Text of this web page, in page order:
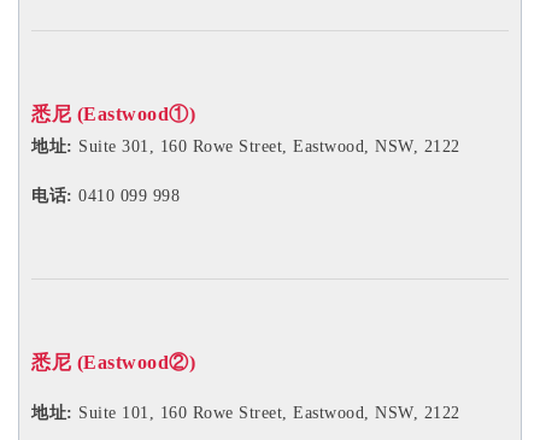
悉尼 (Eastwood①)
地址: Suite 301, 160 Rowe Street, Eastwood, NSW, 2122
电话: 0410 099 998
悉尼 (Eastwood②)
地址: Suite 101, 160 Rowe Street, Eastwood, NSW, 2122